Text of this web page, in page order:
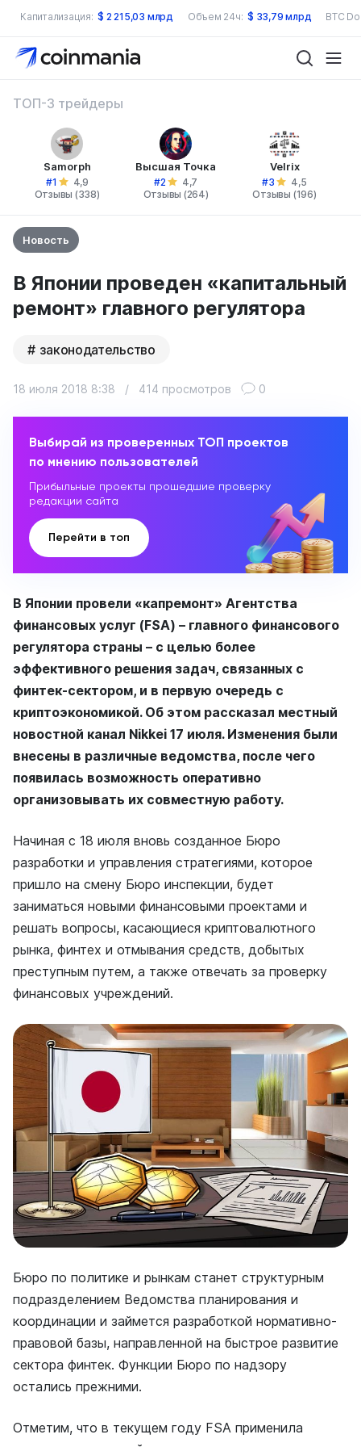
Капитализация: $ 2 215,03 млрд Объем 24ч: $ 33,79 млрд BTC
ТОП-3 трейдеры
Samorph
#1
4,9
Отзывы (338)
Высшая Точка
#2
4,7
Отзывы (264)
Velrix
#3
4,5
Отзывы (196)
Новость
В Японии проведен «капитальный
ремонт» главного регулятора
законодательство
18 июля 2018 8:38 / 414 просмотров 0
Выбирай из проверенных ТОП проектов
по мнению пользователей
Прибыльные проекты прошедшие проверку
редакции сайта
Перейти в топ
В Японии провели «капремонт» Агентства
финансовых услуг (FSA) – главного финансового
регулятора страны – с целью более
эффективного решения задач, связанных с
финтек-сектором, и в первую очередь с
криптоэкономикой. Об этом рассказал местный
новостной канал Nikkei 17 июля. Изменения были
внесены в различные ведомства, после чего
появилась возможность оперативно
организовывать их совместную работу.
Начиная с 18 июля вновь созданное Бюро
разработки и управления стратегиями, которое
пришло на смену Бюро инспекции, будет
заниматься новыми финансовыми проектами и
решать вопросы, касающиеся криптовалютного
рынка, финтех и отмывания средств, добытых
преступным путем, а также отвечать за проверку
финансовых учреждений.
Бюро по политике и рынкам станет структурным
подразделением Ведомства планирования и
координации и займется разработкой нормативно-
правовой базы, направленной на быстрое развитие
сектора финтек. Функции Бюро по надзору
остались прежними.
Отметим, что в текущем году FSA применила